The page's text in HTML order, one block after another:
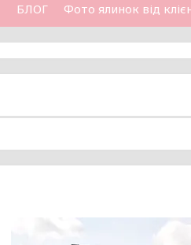
БЛОГ Фото ялинок від